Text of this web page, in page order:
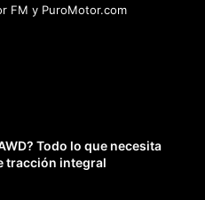
FM y PuroMotor.com
Todo lo que necesita
tracción integral